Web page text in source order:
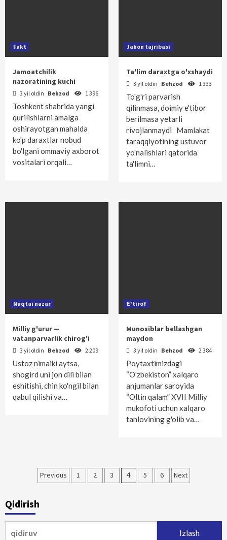
Fakt
Jamoatchilik
nazoratining kuchi
3 yil oldin Behzod 1 396
Toshkent shahrida yangi
qurilishlarni amalga
oshirayotgan mahalda
ko'p daraxtlar nobud
bo'lgani ommaviy axborot
vositalari orqali…
Jahon tajribasi
Ta'lim daraxtga o'xshaydi
3 yil oldin Behzod 1 333
To'g'ri parvarish
qilinmasa, doimiy e'tibor
berilmasa yetarli
rivojlanmaydi Mamlakat
taraqqiyotining ustuvor
yo'nalishlari qatorida
ta'limni…
Nuqtai nazar
Milliy g'urur —
vatanparvarlik chirog'i
3 yil oldin Behzod 2 209
Ustoz nimaiki aytsa,
shogird uni jon dili bilan
eshitishi, chin ko'ngil bilan
qabul qilishi va…
E'tirof
Munosiblar bellashgan
maydon
3 yil oldin Behzod 2 384
Poytaxtimizdagi
“O'zbekiston” xalqaro
anjumanlar saroyida
“Oltin qalam” XVII Milliy
mukofoti uchun xalqaro
tanlovining g'olib va…
Maqolalar
harakatlanish
Previous 1 2 3 4 5 6 Next
Qidirish